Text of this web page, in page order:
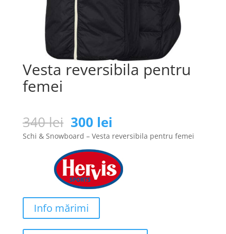
Vesta reversibila pentru
femei
340lei Prețul
inițial
a
fost:
340 lei.
300 lei
curent
este:
300 lei.
Schi & Snowboard – Vesta reversibila pentru femei
Info mărimi